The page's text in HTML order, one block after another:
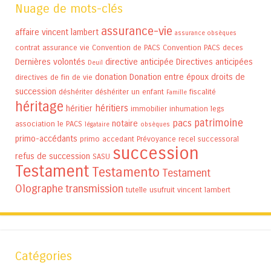
Nuage de mots-clés
affaire vincent lambert assurance-vie assurance obsèques
contrat assurance vie Convention de PACS Convention PACS deces
Dernières volontés Deuil directive anticipée Directives anticipées
directives de fin de vie donation Donation entre époux droits de
succession déshériter déshériter un enfant Famille fiscalité
héritage héritier héritiers immobilier inhumation legs
association le PACS légataire notaire obsèques pacs patrimoine
primo-accédants primo accedant Prévoyance recel successoral
refus de succession SASU succession
Testament Testamento Testament
Olographetransmission tutelle usufruit vincent lambert
Catégories